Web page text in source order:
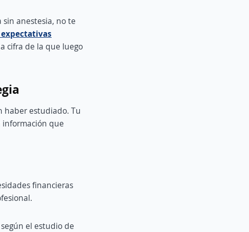
anestesia, no te
cifra de la que luego
haber estudiado. Tu
que
financieras
el estudio de